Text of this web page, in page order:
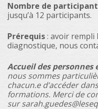
Nombre de
jusqu’à 12 participants.
Prérequis: avoir rempli
diagnostique, nous
Accueil des
nous sommes
chacun.e d’accéder
formations. Merci de
sur